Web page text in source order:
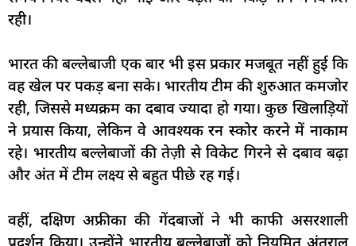
रही।
भारत की बल्लेबाजी एक बार भी इस प्रकार मजबूत नहीं हुई कि
वह खेल पर पकड़ बना सके। भारतीय टीम की शुरुआत कमजोर
रही, जिससे मध्यक्रम का दबाव ज्यादा हो गया। कुछ खिलाड़ियों
ने प्रयास किया, लेकिन वे आवश्यक रन स्कोर करने में नाकाम
रहे। भारतीय बल्लेबाजों की तेज़ी से विकेट गिरने से दबाव बढ़ा
और अंत में टीम लक्ष्य से बहुत पीछे रह गई।
वहीं, दक्षिण अफ्रीका की गेंदबाजों ने भी काफी असरशाली